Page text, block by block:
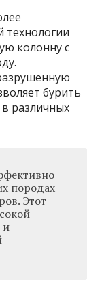
колонну с
бурить
различных
породах
Этот
и